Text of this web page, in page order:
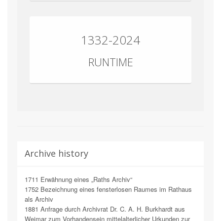
1332-2024
RUNTIME
Archive history
1711 Erwähnung eines „Raths Archiv“
1752 Bezeichnung eines fensterlosen Raumes im Rathaus
als Archiv
1881 Anfrage durch Archivrat Dr. C. A. H. Burkhardt aus
Weimar zum Vorhandensein mittelalterlicher Urkunden zur